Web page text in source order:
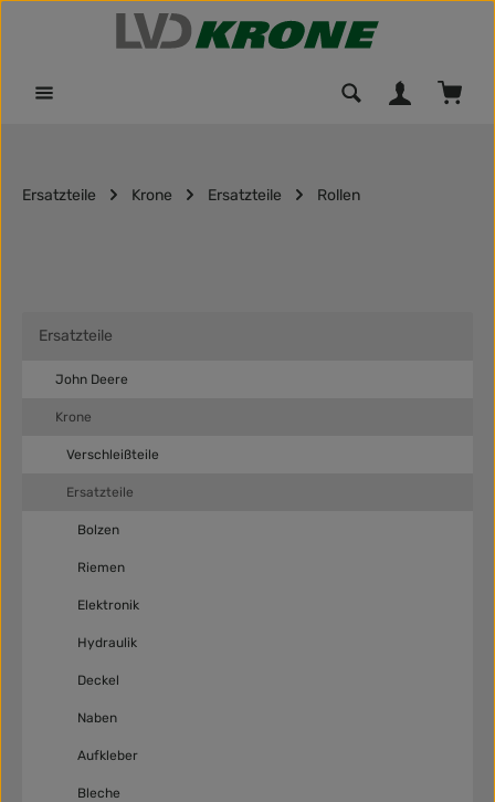
Zum Hauptinhalt springen
Ersatzteile Krone Ersatzteile Rollen
Ersatzteile
John Deere
Krone
Verschleißteile
Ersatzteile
Bolzen
Riemen
Elektronik
Hydraulik
Deckel
Naben
Aufkleber
Bleche